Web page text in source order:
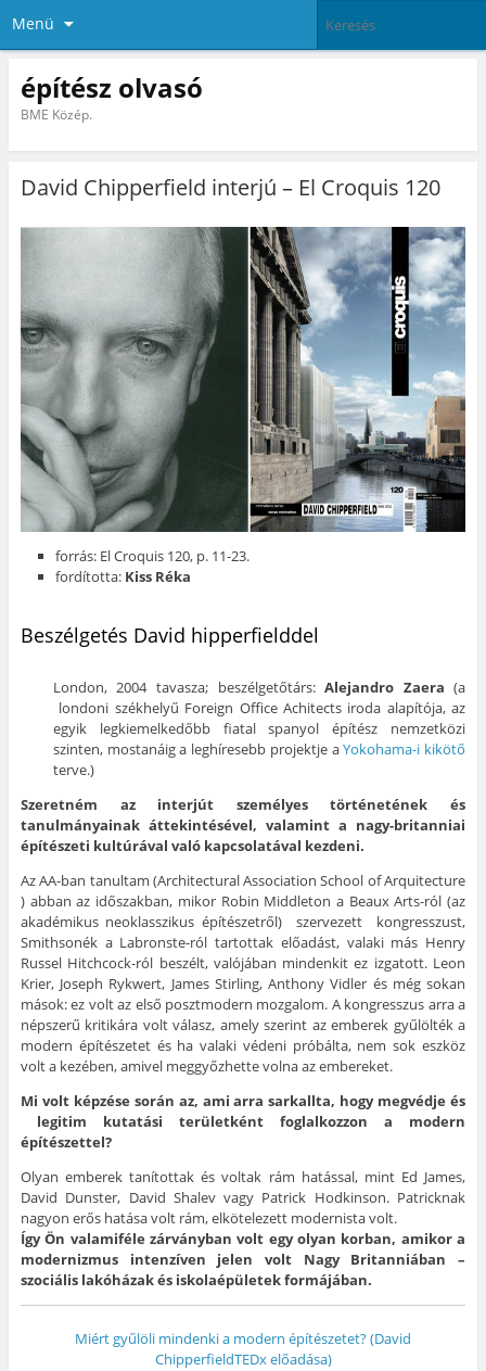
Menü
építész olvasó
BME Közép.
David Chipperfield interjú – El Croquis 120
forrás: El Croquis 120, p. 11-23.
fordította: Kiss Réka
Beszélgetés David hipperfielddel
London, 2004 tavasza; beszélgetőtárs:Alejandro Zaera (a
londoni székhelyű Foreign Office Achitects iroda alapítója, az
egyik legkiemelkedőbb fiatal spanyol építész nemzetközi
szinten, mostanáig a leghíresebb projektje aYokohama-i kikötő
terve.)
Szeretném az interjút személyes történetének és
tanulmányainak áttekintésével, valamint a nagy-britanniai
építészeti kultúrával való kapcsolatával kezdeni.
Az AA-ban tanultam (Architectural Association School of Arquitecture
) abban az időszakban, mikor Robin Middleton a Beaux Arts-ról (az
akadémikus neoklasszikus építészetről) szervezett kongresszust,
Smithsonék a Labronste-ról tartottak előadást, valaki más Henry
Russel Hitchcock-ról beszélt, valójában mindenkit ez izgatott. Leon
Krier, Joseph Rykwert, James Stirling, Anthony Vidler és még sokan
mások: ez volt az első posztmodern mozgalom. A kongresszus arra a
népszerű kritikára volt válasz, amely szerint az emberek gyűlölték a
modern építészetet és ha valaki védeni próbálta, nem sok eszköz
volt a kezében, amivel meggyőzhette volna az embereket.
Mi volt képzése során az, ami arra sarkallta, hogy megvédje és
legitim kutatási területként foglalkozzon a modern
építészettel?
Olyan emberek tanítottak és voltak rám hatással, mint Ed James,
David Dunster, David Shalev vagy Patrick Hodkinson. Patricknak
nagyon erős hatása volt rám, elkötelezett modernista volt.
Így Ön valamiféle zárványban volt egy olyan korban, amikor a
modernizmus intenzíven jelen volt Nagy Britanniában –
szociális lakóházak és iskolaépületek formájában.
Miért gyűlöli mindenki a modern építészetet? (David
ChipperfieldTEDx előadása)